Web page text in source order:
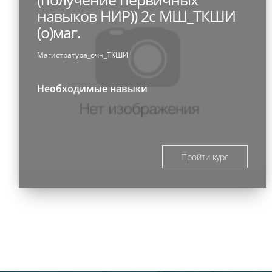
навыков НИР)) 2с МШ_ТКШИ
(о)маг.
Магистратура_очн_ТКШИ
Необходимые навыки
Пройти курс